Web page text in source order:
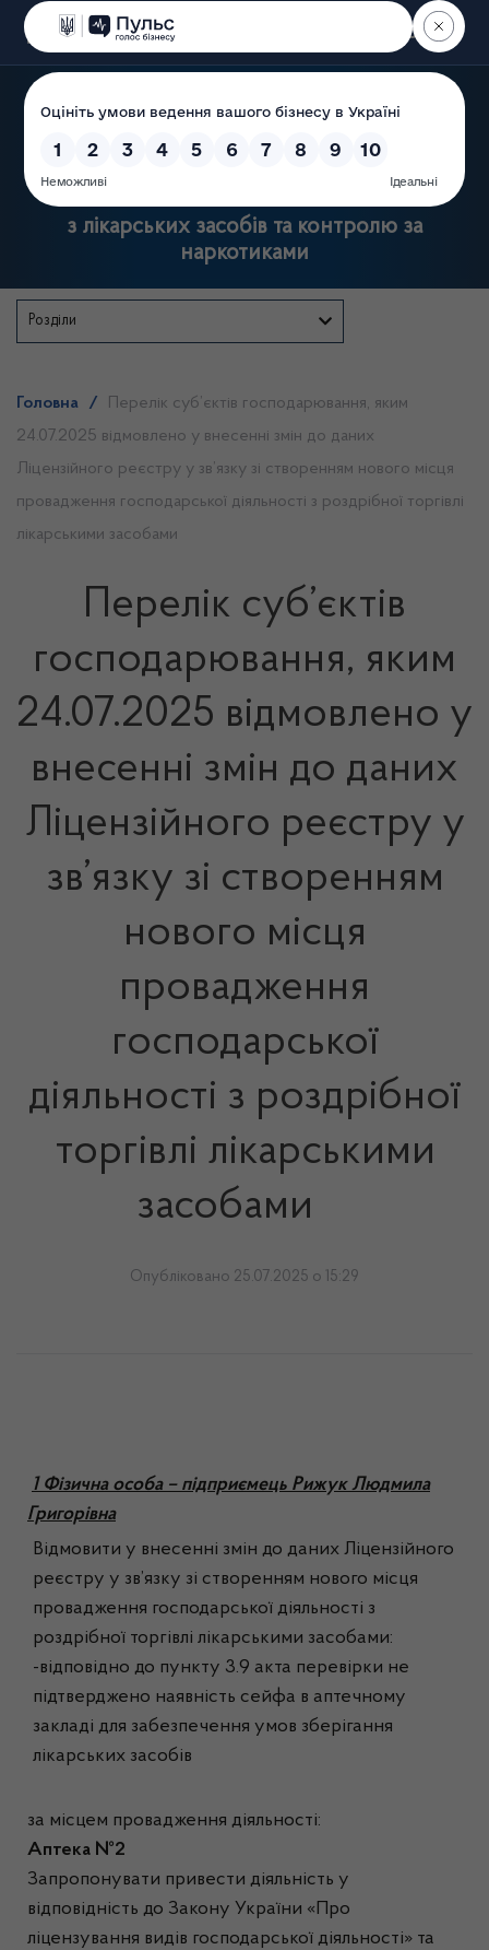
Пошук
Державна служба України
з лікарських засобів та контролю за
наркотиками
Розділи
Головна /
Перелік суб’єктів господарювання, яким
24.07.2025 відмовлено у внесенні змін до даних
Ліцензійного реєстру у зв’язку зі створенням нового місця
провадження господарської діяльності з роздрібної торгівлі
лікарськими засобами
Перелік суб’єктів
господарювання, яким
24.07.2025 відмовлено у
внесенні змін до даних
Ліцензійного реєстру у
зв’язку зі створенням
нового місця
провадження
господарської
діяльності з роздрібної
торгівлі лікарськими
засобами
Опубліковано 25.07.2025 о 15:29
1 Фізична особа – підприємець Рижук Людмила
Григорівна
Відмовити у внесенні змін до даних Ліцензійного
реєстру у зв’язку зі створенням нового місця
провадження господарської діяльності з
роздрібної торгівлі лікарськими засобами:
-відповідно до пункту 3.9 акта перевірки не
підтверджено наявність сейфа в аптечному
закладі для забезпечення умов зберігання
лікарських засобів
за місцем провадження діяльності:
Аптека №2
Запропонувати привести діяльність у
відповідність до Закону України «Про
ліцензування видів господарської діяльності» та